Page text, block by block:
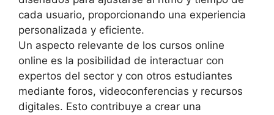
cada usuario, proporcionando una experiencia
personalizada y eficiente.
Un aspecto relevante de los cursos online
online es la posibilidad de interactuar con
expertos del sector y con otros estudiantes
mediante foros, videoconferencias y recursos
digitales. Esto contribuye a crear una